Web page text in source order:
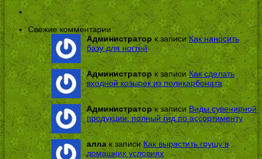
Свежие комментарии
Администратор к записиКак наносить
базу для ногтей
Администраторк записиКак сделать
входной козырек из поликарбоната
Администраторк записиВиды сувенирной
продукции: полный гид по ассортименту
аллак записиКак вырастить грушу в
домашних условиях